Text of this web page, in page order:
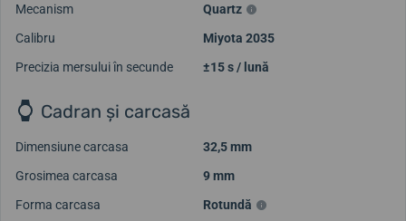
Mecanism
Quartz
Calibru
Miyota 2035
Precizia mersului în secunde
±15 s / lună
Cadran și carcasă
Dimensiune carcasa
32,5 mm
Grosimea carcasa
9 mm
Forma carcasa
Rotundă